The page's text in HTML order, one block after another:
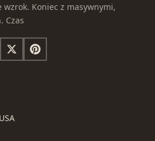
Koniec z masywnymi,
Czas